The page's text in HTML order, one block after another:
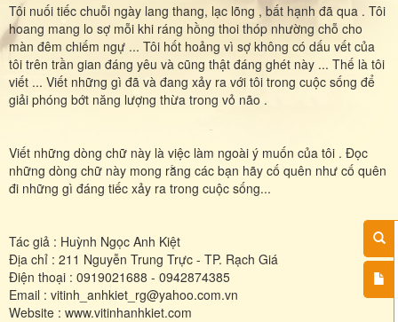
Tôi nuối tiếc chuỗi ngày lang thang, lạc lõng , bất hạnh đã qua . Tôi
hoang mang lo sợ mỗi khi ráng hồng thoi thóp nhường chỗ cho
màn đêm chiếm ngự ... Tôi hốt hoảng vì sợ không có dấu vết của
tôi trên trần gian đáng yêu và cũng thật đáng ghét này ... Thế là tôi
viết ... Viết những gì đã và đang xảy ra với tôi trong cuộc sống để
giải phóng bớt năng lượng thừa trong vỏ não .
Viết những dòng chữ này là việc làm ngoài ý muốn của tôi . Đọc
những dòng chữ này mong rằng các bạn hãy cố quên như cố quên
đi những gì đáng tiếc xảy ra trong cuộc sống...
Tác giả : Huỳnh Ngọc Anh Kiệt
Địa chỉ : 211 Nguyễn Trung Trực - TP. Rạch Giá
Điện thoại : 0919021688 - 0942874385
Email : vitinh_anhkiet_rg@yahoo.com.vn
Website : www.vitinhanhkiet.com